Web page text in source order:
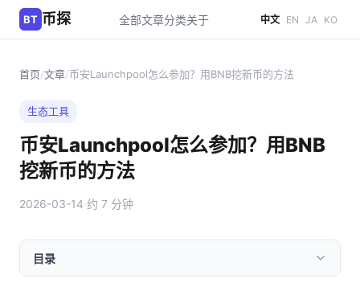
BT 币探 全部文章分类关于 中文 EN JA KO
首页/文章/币安Launchpool怎么参加？用BNB挖新币的方法
生态工具
币安Launchpool怎么参加？用BNB
挖新币的方法
2026-03-14·约 7 分钟
目录